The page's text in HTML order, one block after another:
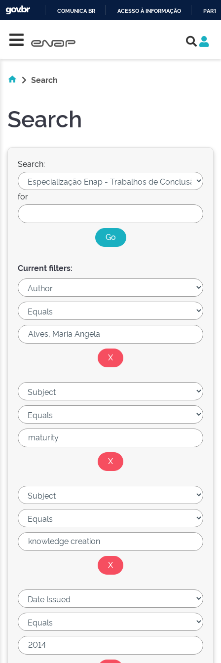
COMUNICA BR ACESSO À INFORMAÇÃO
Search
Search
Search:
for
Current filters: